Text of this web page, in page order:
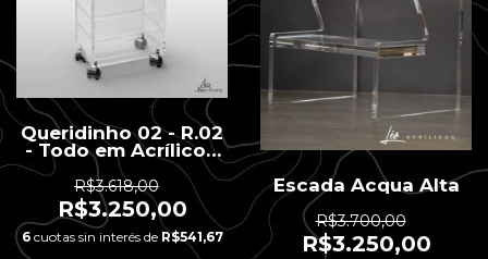
Queridinho 02 - R.02
- Todo em Acrílico -
7 gavetas - 40 x 25 x
85 H
R$3.618,00
R$3.250,00
6cuotas sin interés de R$541,67
Escada Acqua Alta
R$3.700,00
R$3.250,00